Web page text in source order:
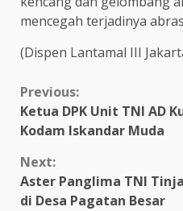
mencegah terjadinya
(Dispen Lantamal III
Continue
Reading
Previous:
Ketua DPK Unit TNI AD
Kodam Iskandar Muda
Next:
Aster Panglima TNI
di Desa Pagatan Besar